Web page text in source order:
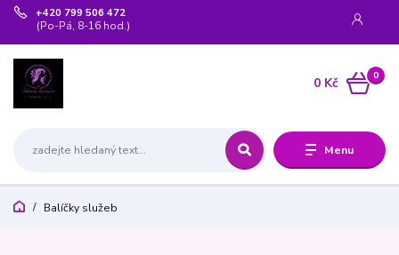
Menu
+420 799 506 472
(Po-Pá, 8-16 hod.)
0
0 Kč
Balíčky služeb